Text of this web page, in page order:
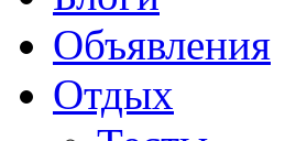
Объявления
Отдых